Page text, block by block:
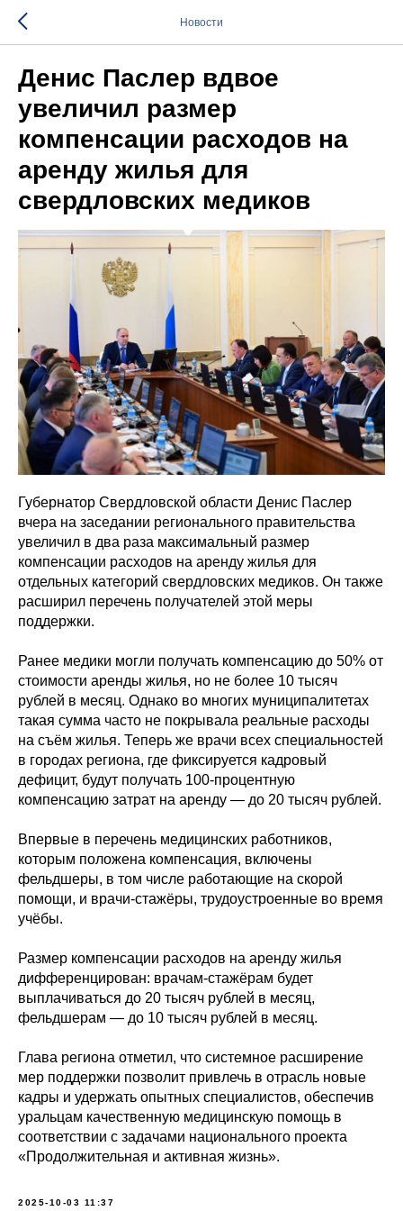
Новости
Денис Паслер вдвое
увеличил размер
компенсации расходов на
аренду жилья для
свердловских медиков
Губернатор Свердловской области Денис Паслер
вчера на заседании регионального правительства
увеличил в два раза максимальный размер
компенсации расходов на аренду жилья для
отдельных категорий свердловских медиков. Он также
расширил перечень получателей этой меры
поддержки.
Ранее медики могли получать компенсацию до 50% от
стоимости аренды жилья, но не более 10 тысяч
рублей в месяц. Однако во многих муниципалитетах
такая сумма часто не покрывала реальные расходы
на съём жилья. Теперь же врачи всех специальностей
в городах региона, где фиксируется кадровый
дефицит, будут получать 100-процентную
компенсацию затрат на аренду — до 20 тысяч рублей.
Впервые в перечень медицинских работников,
которым положена компенсация, включены
фельдшеры, в том числе работающие на скорой
помощи, и врачи-стажёры, трудоустроенные во время
учёбы.
Размер компенсации расходов на аренду жилья
дифференцирован: врачам-стажёрам будет
выплачиваться до 20 тысяч рублей в месяц,
фельдшерам — до 10 тысяч рублей в месяц.
Глава региона отметил, что системное расширение
мер поддержки позволит привлечь в отрасль новые
кадры и удержать опытных специалистов, обеспечив
уральцам качественную медицинскую помощь в
соответствии с задачами национального проекта
«Продолжительная и активная жизнь».
2025-10-03 11:37